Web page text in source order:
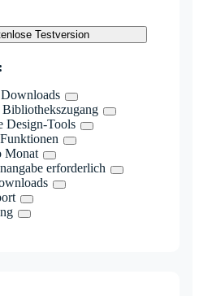
Testversion
Design-Tools
Monat
erforderlich